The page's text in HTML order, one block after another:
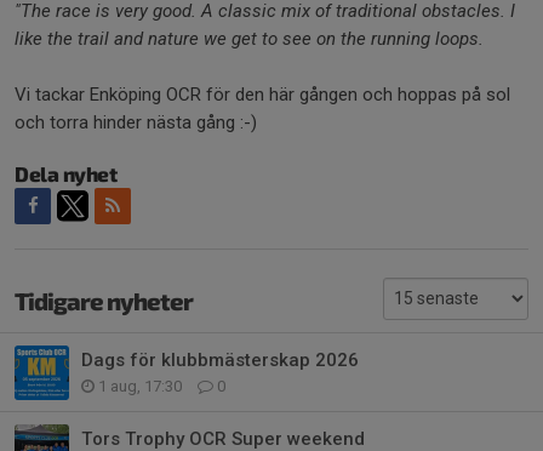
"The race is very good. A classic mix of traditional obstacles. I
like the trail and nature we get to see on the running loops.
Vi tackar Enköping OCR för den här gången och hoppas på sol
och torra hinder nästa gång :-)
Dela nyhet
Tidigare nyheter
Dags för klubbmästerskap 2026
1 aug, 17:30 0
Tors Trophy OCR Super weekend